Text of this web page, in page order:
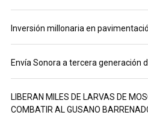
Inversión millonaria en
Envía Sonora a tercera generación
LIBERAN MILES DE LARVAS DE
COMBATIR AL GUSANO